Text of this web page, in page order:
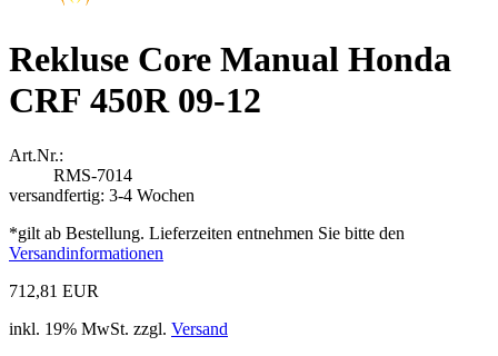
Rekluse Core Manual Honda
CRF 450R 09-12
Art.Nr.:
RMS-7014
versandfertig: 3-4 Wochen
*gilt ab Bestellung. Lieferzeiten entnehmen Sie bitte den
Versandinformationen
712,81 EUR
inkl. 19% MwSt. zzgl. Versand